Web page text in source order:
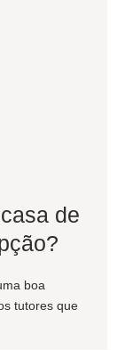
de
boa
tutores que